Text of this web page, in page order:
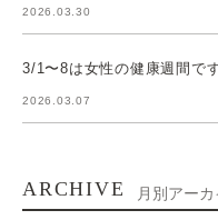
2026.03.30
3/1〜8は女性の健康週間です
2026.03.07
ARCHIVE 月別アーカ